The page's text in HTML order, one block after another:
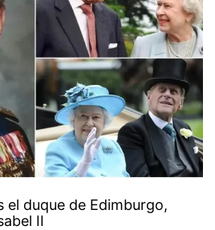
el duque de Edimburgo,
II